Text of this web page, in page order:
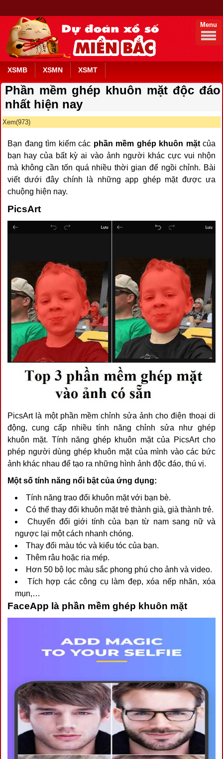
Menu
XSMB XSMN XSMT
Phần mềm ghép khuôn mặt độc đáo
nhất hiện nay
Xem(973)
Bạn đang tìm kiếm các phần mềm ghép khuôn mặtcủa
bạn hay của bất kỳ ai vào ảnh người khác cực vui nhộn
mà không cần tốn quá nhiều thời gian để ngồi chỉnh. Bài
viết dưới đây chính là những app ghép mặt được ưa
chuộng hiện nay.
PicsArt
PicsArt là một phần mềm chỉnh sửa ảnh cho điện thoại di
động, cung cấp nhiều tính năng chỉnh sửa như ghép
khuôn mặt. Tính năng ghép khuôn mặt của PicsArt cho
phép người dùng ghép khuôn mặt của mình vào các bức
ảnh khác nhau để tạo ra những hình ảnh độc đáo, thú vị.
Một số tính năng nổi bật của ứng dụng:
Tính năng trao đổi khuôn mặt với bạn bè.
Có thể thay đổi khuôn mặt trẻ thành già, già thành trẻ.
Chuyển đổi giới tính của bạn từ nam sang nữ và
ngược lại một cách nhanh chóng.
Thay đổi màu tóc và kiểu tóc của bạn.
Thêm râu hoặc ria mép.
Hơn 50 bộ lọc màu sắc phong phú cho ảnh và video.
Tích hợp các công cụ làm đẹp, xóa nếp nhăn, xóa
mụn,…
FaceApp là phần mềm ghép khuôn mặt